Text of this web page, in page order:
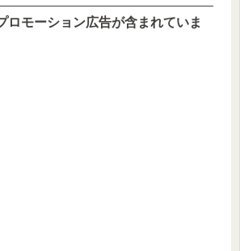
ロモーション広告が含まれていま